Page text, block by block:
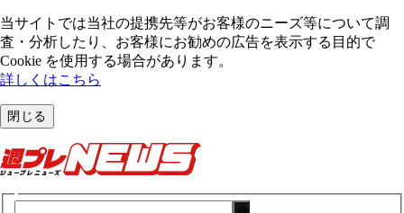
当サイトでは当社の提携先等がお客様のニーズ等について調
査・分析したり、お客様にお勧めの広告を表⽰する⽬的で
Cookie を使⽤する場合があります。
詳しくはこちら
閉じる